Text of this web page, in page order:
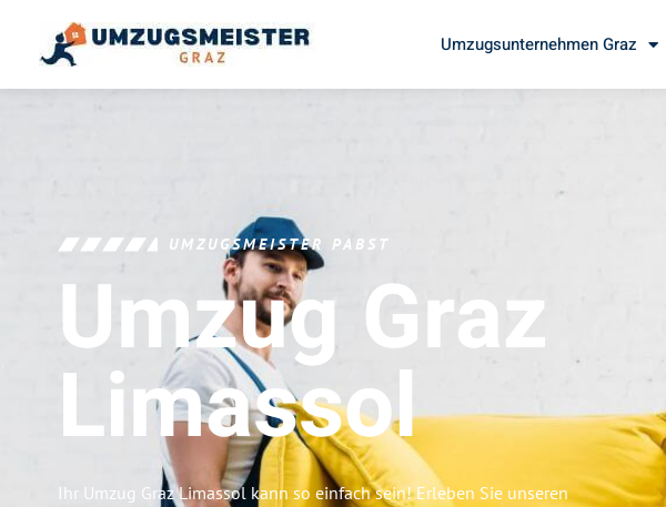
Umzugsunternehmen Graz
UMZUGSMEISTER PABST
Umzug Graz
Limassol
Ihr Umzug Graz Limassol kann so einfach sein! Erleben Sie unseren